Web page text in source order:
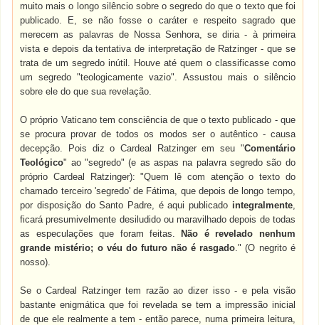
muito mais o longo silêncio sobre o segredo do que o texto que foi
publicado. E, se não fosse o caráter e respeito sagrado que
merecem as palavras de Nossa Senhora, se diria - à primeira
vista e depois da tentativa de interpretação de Ratzinger - que se
trata de um segredo inútil. Houve até quem o classificasse como
um segredo "teologicamente vazio". Assustou mais o silêncio
sobre ele do que sua revelação.
O próprio Vaticano tem consciência de que o texto publicado - que
se procura provar de todos os modos ser o autêntico - causa
decepção. Pois diz o Cardeal Ratzinger em seu "Comentário
Teológico" ao "segredo" (e as aspas na palavra segredo são do
próprio Cardeal Ratzinger): "Quem lê com atenção o texto do
chamado terceiro 'segredo' de Fátima, que depois de longo tempo,
por disposição do Santo Padre, é aqui publicado integralmente,
ficará presumivelmente desiludido ou maravilhado depois de todas
as especulações que foram feitas.
Não é revelado nenhum
grande mistério; o véu do futuro não é rasgado." (O negrito é
nosso).
Se o Cardeal Ratzinger tem razão ao dizer isso - e pela visão
bastante enigmática que foi revelada se tem a impressão inicial
de que ele realmente a tem - então parece, numa primeira leitura,